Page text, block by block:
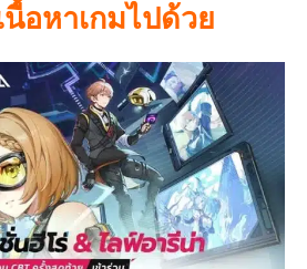
อหาเกมไปด้วย